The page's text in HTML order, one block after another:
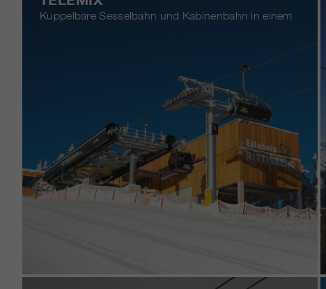
Kuppelbare Sesselbahn und Kabinenbahn in einem